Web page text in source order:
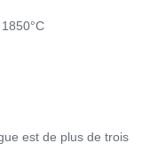
est de plus de trois